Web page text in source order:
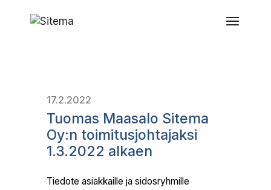
17.2.2022
Tuomas Maasalo Sitema
Oy:n toimitusjohtajaksi
1.3.2022 alkaen
Tiedote asiakkaille ja sidosryhmille